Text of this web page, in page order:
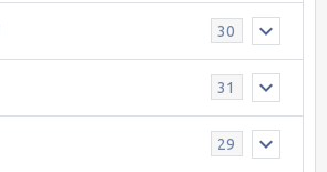
30
31
29